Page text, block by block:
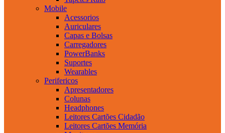
Mobile
Acessorios
Auriculares
Capas e Bolsas
Carregadores
PowerBanks
Suportes
Wearables
Perifericos
Apresentadores
Colunas
Headphones
Leitores Cartões Cidadão
Leitores Cartões Memória